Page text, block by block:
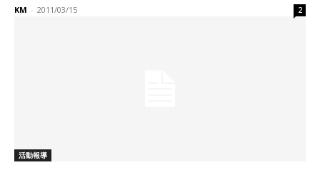
KM - 2011/03/15 2
活動報導